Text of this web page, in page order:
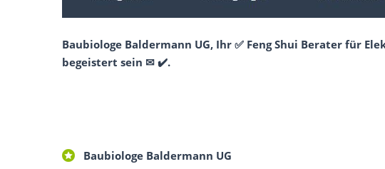
Baubiologe Baldermann UG, Ihr ✅ Feng Shui Berater für
begeistert sein ✉ ✔️.
Baubiologe Baldermann UG